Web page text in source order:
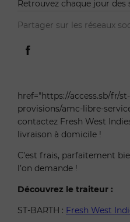
Retrouvez chaque jour
Partager sur les réseaux
href="https://access.sb/fr/
provisions/amc-libre-
contactez Fresh West
livraison à domicile !
C’est frais, parfaitement
l’on demande !
Découvrez le traiteur :
ST-BARTH : Fresh West